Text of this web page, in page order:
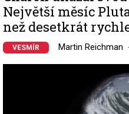
Největší měsíc
než desetkrát
VESMÍR Martin Reichman